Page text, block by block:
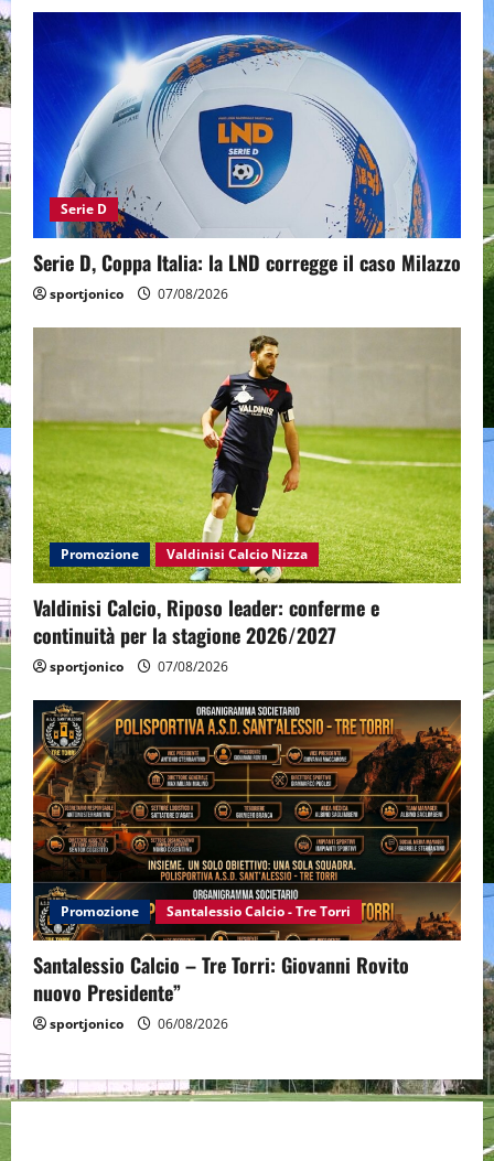
Serie D
Serie D, Coppa Italia: la LND corregge il caso Milazzo
sportjonico 07/08/2026
Promozione Valdinisi Calcio Nizza
Valdinisi Calcio, Riposo leader: conferme e
continuità per la stagione 2026/2027
sportjonico 07/08/2026
Promozione Santalessio Calcio - Tre Torri
Santalessio Calcio – Tre Torri: Giovanni Rovito
nuovo Presidente”
sportjonico 06/08/2026